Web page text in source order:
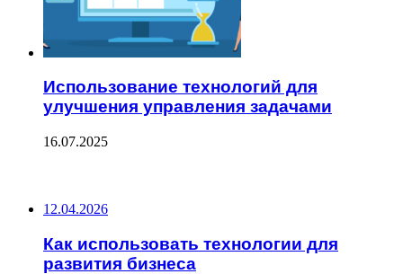
Использование технологий для
улучшения управления задачами
16.07.2025
12.04.2026
Как использовать технологии для
развития бизнеса